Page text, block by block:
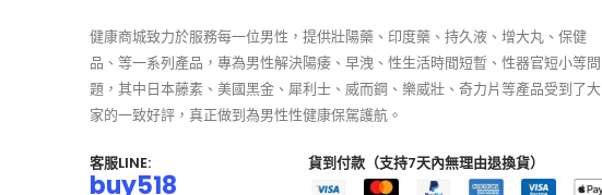
健康商城致力於服務每一位男性，提供壯陽藥、印度藥、持久液、增大丸、保健
品、等一系列產品，專為男性解決陽痿、早洩、性生活時間短暫、性器官短小等問
題，其中日本藤素、美國黑金、犀利士、威而鋼、樂威壯、奇力片等產品受到了大
家的一致好評，真正做到為男性性健康保駕護航。
客服LINE:
buy518
貨到付款（支持7天內無理由退換貨）